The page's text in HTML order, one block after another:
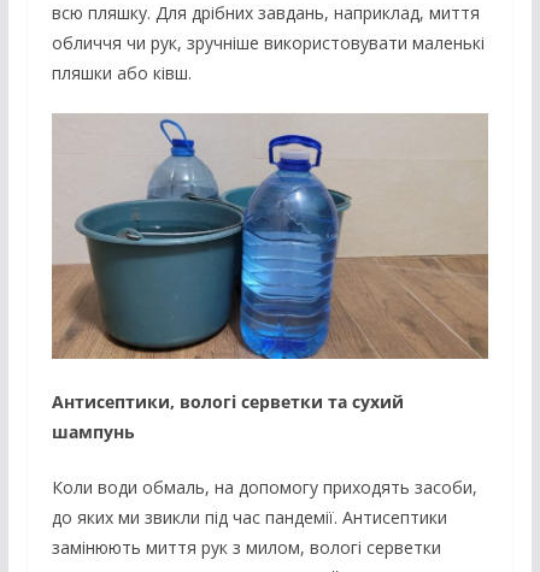
всю пляшку. Для дрібних завдань, наприклад, миття
обличчя чи рук, зручніше використовувати маленькі
пляшки або ківш.
Антисептики, вологі серветки та сухий
шампунь
Коли води обмаль, на допомогу приходять засоби,
до яких ми звикли під час пандемії. Антисептики
замінюють миття рук з милом, вологі серветки